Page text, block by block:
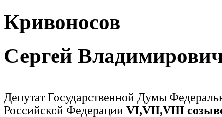
Кривоносов
Сергей
Депутат Государственной Думы
Российской Федерации VI,VII,VIII